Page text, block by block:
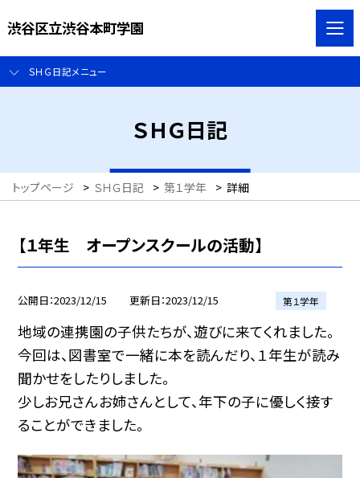
渋谷区立渋谷本町学園
ＳＨＧ日記メニュー
ＳＨＧ日記
トップページ > ＳＨＧ日記 > 第１学年 > 詳細
【１年生 オープンスクールの活動】
公開日 2023/12/15 更新日 2023/12/15 第１学年
地域の連携園の子供たちが、遊びに来てくれました。
今回は、図書室で一緒に本を読んだり、１年生が読み
聞かせをしたりしました。
少しお兄さんお姉さんとして、年下の子に優しく接す
ることができました。